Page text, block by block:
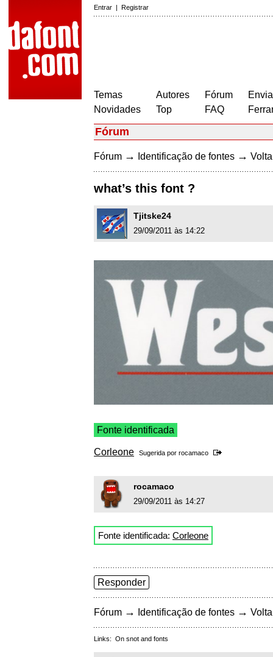
Entrar | Registrar
Temas
Novidades
Autores
Top
Fórum
FAQ
Fórum
Fórum → Identificação de fontes →
what’s this font ?
Tjitske24
29/09/2011 às 14:22
Fonte identificada
Corleone Sugerida por rocamaco
rocamaco
29/09/2011 às 14:27
Fonte identificada: Corleone
Responder
Fórum → Identificação de fontes →
Links: On snot and fonts